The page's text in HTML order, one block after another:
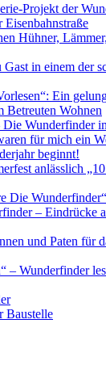
Projekt der
Hühner,
in einem der
Ein
Betreuten Wohnen
Die Wunderfinder
für mich ein
beginnt!
anlässlich
Die Wunderfinder“
– Eindrücke
und Paten für
– Wunderfinder
Baustelle